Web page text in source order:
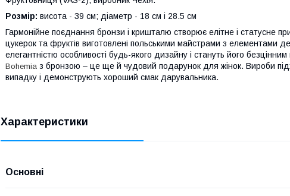
Розмір: висота - 39 см; діаметр - 18 см і 28.5 см
Гармонійне поєднання бронзи і кришталю створює елітне і статусне
цукерок та фруктів виготовлені польськими майстрами з елементами
елегантністю особливості будь-якого дизайну і стануть його
Bohemia з бронзою – це ще й чудовий подарунок для жінок. Вироби
випадку і демонструють хороший смак дарувальника.
Характеристики
Основні